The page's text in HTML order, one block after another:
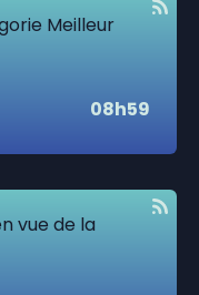
Meilleur
08h59
vue de la